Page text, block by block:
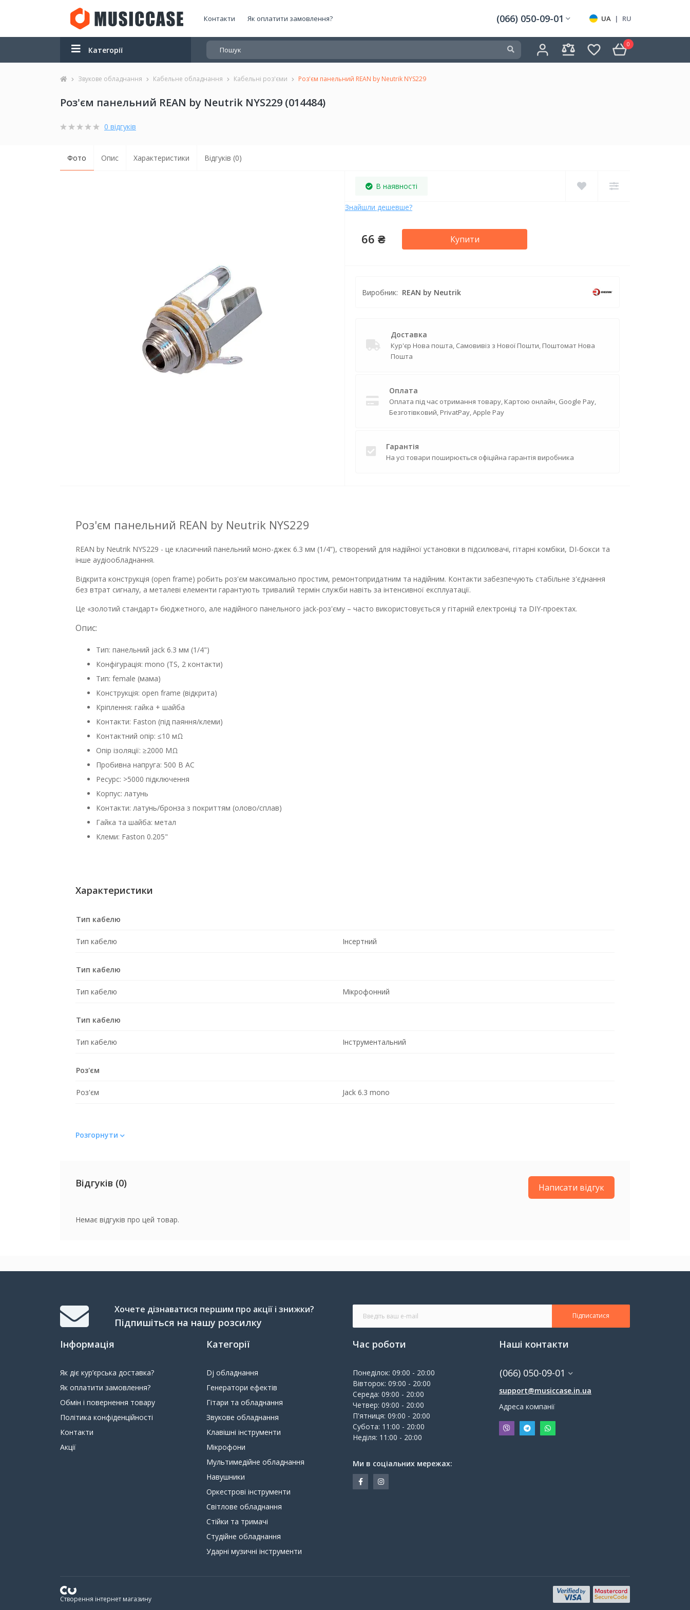
Контакти Як оплатити замовлення? (066) 050-09-01 UA | RU
Категорії
0
Звукове обладнання Кабельне обладнання Кабельні роз'єми Роз'єм панельний REAN by Neutrik NYS229
Роз'єм панельний REAN by Neutrik NYS229 (014484)
0 відгуків
Фото Опис Характеристики Відгуків (0)
В наявності
Знайшли дешевше?
66 ₴ Купити
Виробник: REAN by Neutrik
Доставка
Кур'єр Нова пошта, Самовивіз з Нової Пошти, Поштомат Нова
Пошта
Оплата
Оплата під час отримання товару, Картою онлайн, Google Pay,
Безготівковий, PrivatPay, Apple Pay
Гарантія
На усі товари поширюється офіційна гарантія виробника
Роз'єм панельний REAN by Neutrik NYS229
REAN by Neutrik NYS229 - це класичний панельний моно-джек 6.3 мм (1/4”), створений для надійної установки в підсилювачі, гітарні комбіки, DI-бокси та
інше аудіообладнання.
Відкрита конструкція (open frame) робить роз'єм максимально простим, ремонтопридатним та надійним. Контакти забезпечують стабільне з'єднання
без втрат сигналу, а металеві елементи гарантують тривалий термін служби навіть за інтенсивної експлуатації.
Це «золотий стандарт» бюджетного, але надійного панельного jack-роз'єму – часто використовується у гітарній електроніці та DIY-проектах.
Опис:
Тип: панельний jack 6.3 мм (1/4")
Конфігурація: mono (TS, 2 контакти)
Тип: female (мама)
Конструкція: open frame (відкрита)
Кріплення: гайка + шайба
Контакти: Faston (під паяння/клеми)
Контактний опір: ≤10 мΩ
Опір ізоляції: ≥2000 MΩ
Пробивна напруга: 500 В AC
Ресурс: >5000 підключення
Корпус: латунь
Контакти: латунь/бронза з покриттям (олово/сплав)
Гайка та шайба: метал
Клеми: Faston 0.205"
Характеристики
Тип кабелю
Тип кабелю Інсертний
Тип кабелю
Тип кабелю Мікрофонний
Тип кабелю
Тип кабелю Інструментальний
Роз'єм
Роз'єм Jack 6.3 mono
Розгорнути
Відгуків (0) Написати відгук
Немає відгуків про цей товар.
Хочете дізнаватися першим про акції і знижки?
Підпишіться на нашу розсилку
Підписатися
Інформація
Як діє кур’єрська доставка?
Як оплатити замовлення?
Обмін і повернення товару
Політика конфіденційності
Контакти
Акції
Категорії
Dj обладнання
Генератори ефектів
Гітари та обладнання
Звукове обладнання
Клавішні інструменти
Мікрофони
Мультимедійне обладнання
Навушники
Оркестрові інструменти
Світлове обладнання
Стійки та тримачі
Студійне обладнання
Ударні музичні інструменти
Час роботи
Понеділок: 09:00 - 20:00
Вівторок: 09:00 - 20:00
Середа: 09:00 - 20:00
Четвер: 09:00 - 20:00
П'ятниця: 09:00 - 20:00
Субота: 11:00 - 20:00
Неділя: 11:00 - 20:00
Ми в соціальних мережах:
Наші контакти
(066) 050-09-01
support@musiccase.in.ua
Адреса компанії
Створення інтернет магазину